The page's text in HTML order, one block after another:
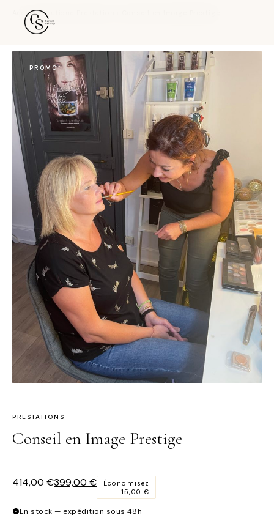
Accueil›Boutique
PROMO
PRESTATIONS
Conseil en Image Prestige
414,00€
Le
initial
399,00 €
Le
actuel
Économisez
15,00 €
En stock — expédition sous 48h